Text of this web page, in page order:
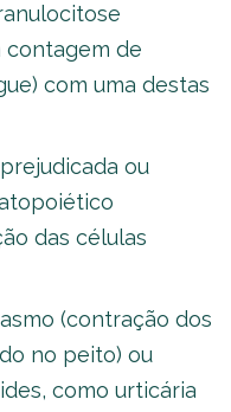
contagem de
com uma destas
ou
das células
(contração dos
no peito) ou
como urticária